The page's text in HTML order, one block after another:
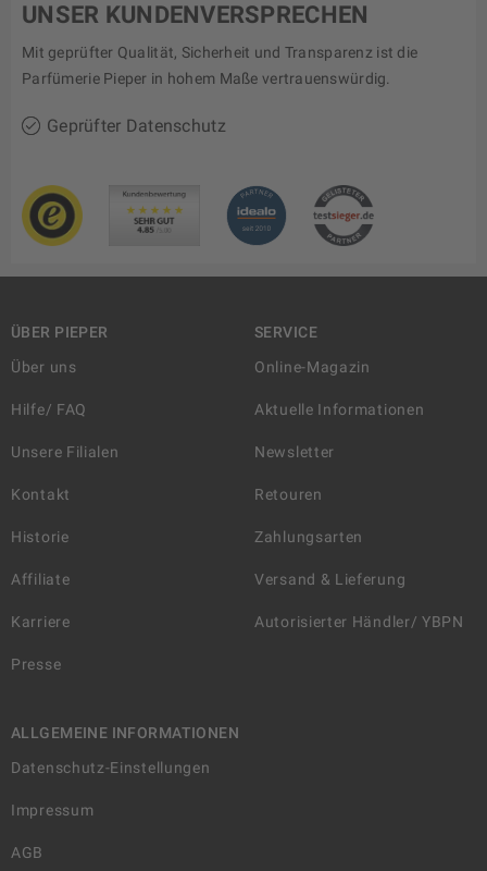
UNSER KUNDENVERSPRECHEN
Mit geprüfter Qualität, Sicherheit und Transparenz ist die
Parfümerie Pieper in hohem Maße vertrauenswürdig.
Geprüfter Datenschutz
ÜBER PIEPER
Über uns
Hilfe/ FAQ
Unsere Filialen
Kontakt
Historie
Affiliate
Karriere
Presse
SERVICE
Online-Magazin
Aktuelle Informationen
Newsletter
Retouren
Zahlungsarten
Versand & Lieferung
Autorisierter Händler/ YBPN
ALLGEMEINE INFORMATIONEN
Datenschutz-Einstellungen
Impressum
AGB